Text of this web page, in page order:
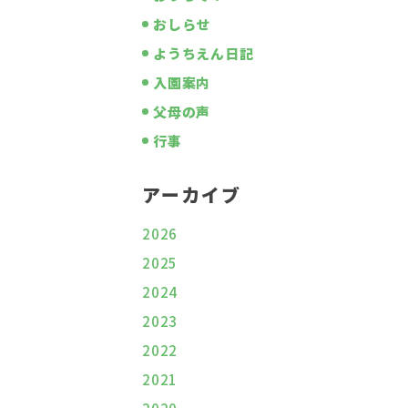
おしらせ
ようちえん日記
入園案内
父母の声
行事
アーカイブ
2026
2025
2024
2023
2022
2021